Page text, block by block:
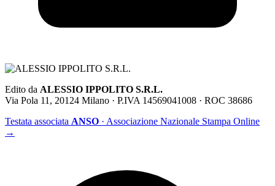
Edito da ALESSIO IPPOLITO S.R.L.
Via Pola 11, 20124 Milano · P.IVA 14569041008 · ROC 38686
Testata associata ANSO · Associazione Nazionale Stampa Online
→